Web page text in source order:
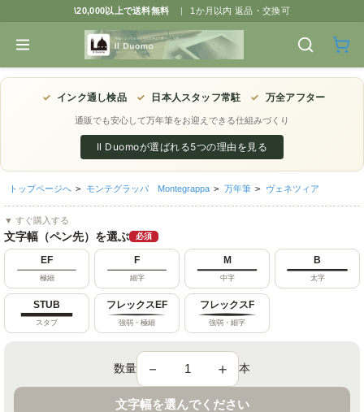
\20,000以上で送料無料 | 1か月以内 返品・交換可
✓ インク通し検品 ✓ 日本人スタッフ常駐 ✓ 万全アフター
通販でも安心して万年筆をお迎えできる仕組みづくり
Il Duomoが選ばれる5つの理由を見る
トップページへ > モンテグラッパ Montegrappa > 万年筆 > ヴェネツィア
▼ すぐ購入する
文字幅（ペン先）を選ぶ 必須
EF
極細
F
細字
M
中字
B
太字
STUB
スタブ
フレックスEF
強弱・極細
フレックスF
強弱・細字
数量 － ＋ 本
文字幅を選んでください